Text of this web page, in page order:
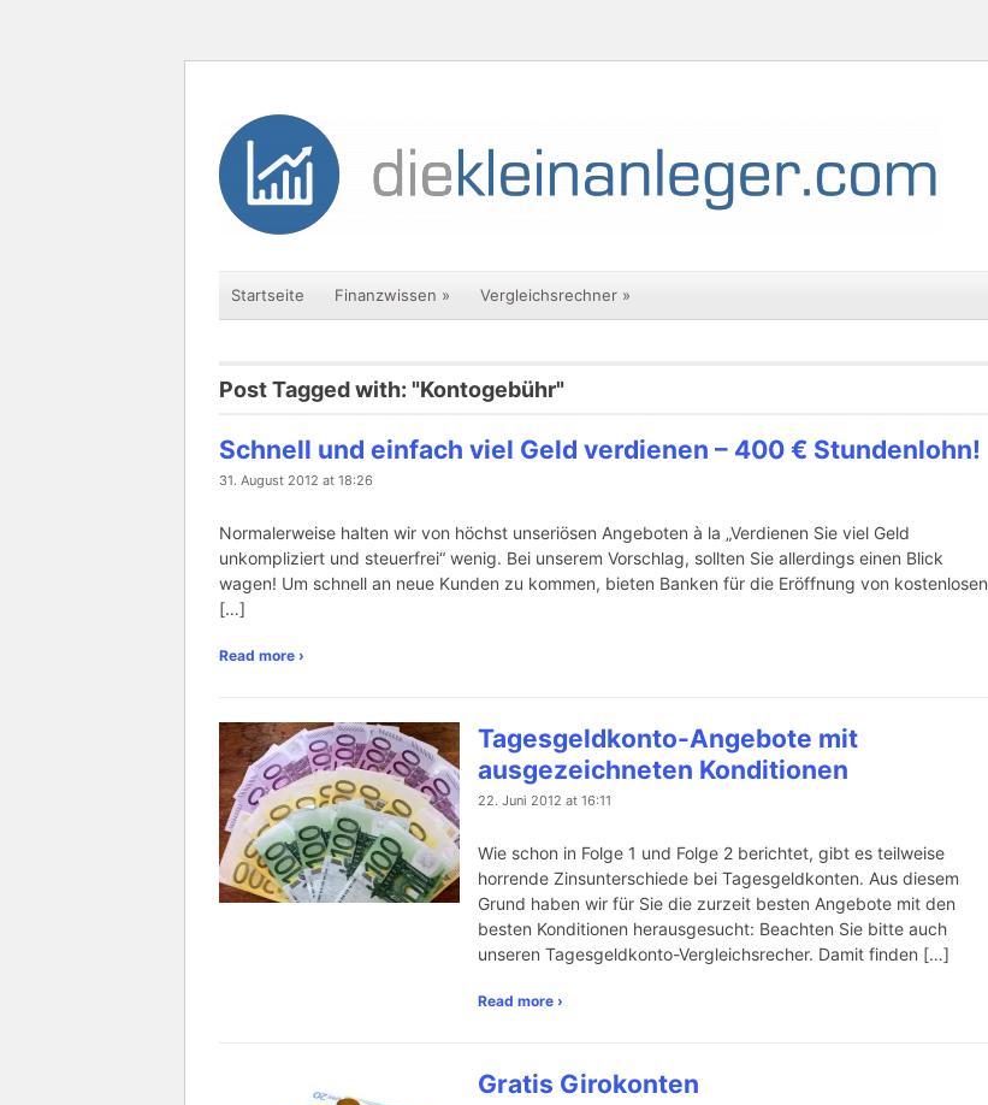
Startseite Finanzwissen » Vergleichsrechner »
Post Tagged with: "Kontogebühr"
Schnell und einfach viel Geld verdienen – 400 € Stundenlohn!
31. August 2012 at 18:26
Normalerweise halten wir von höchst unseriösen Angeboten à la „Verdienen Sie viel Geld
unkompliziert und steuerfrei“ wenig. Bei unserem Vorschlag, sollten Sie allerdings einen Blick
wagen! Um schnell an neue Kunden zu kommen, bieten Banken für die Eröffnung von kostenlosen
[…]
Read more ›
Tagesgeldkonto-Angebote mit
ausgezeichneten Konditionen
22. Juni 2012 at 16:11
Wie schon in Folge 1 und Folge 2 berichtet, gibt es teilweise
horrende Zinsunterschiede bei Tagesgeldkonten. Aus diesem
Grund haben wir für Sie die zurzeit besten Angebote mit den
besten Konditionen herausgesucht: Beachten Sie bitte auch
unseren Tagesgeldkonto-Vergleichsrecher. Damit finden […]
Read more ›
Gratis Girokonten